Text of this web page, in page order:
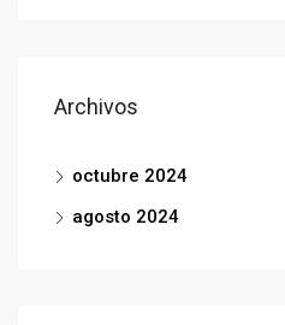
Archivos
octubre 2024
agosto 2024